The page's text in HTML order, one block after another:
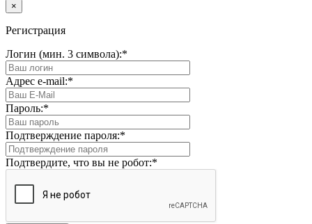
×
Регистрация
Логин (мин. 3 символа):*
Адрес e-mail:*
Пароль:*
Подтверждение пароля:*
Подтвердите, что вы не робот:*